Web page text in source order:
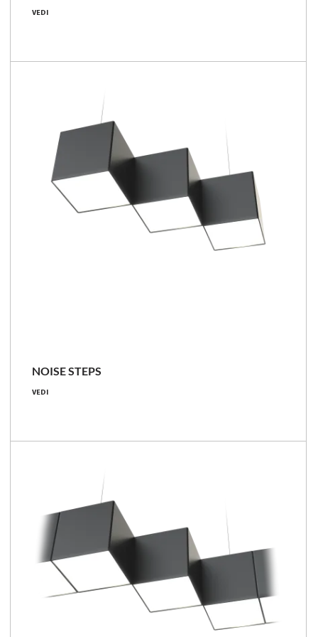
VEDI
77 [lm/W]
Confronta la famiglia
NOISE STEPS
VEDI
77 [lm/W]
Confronta la famiglia